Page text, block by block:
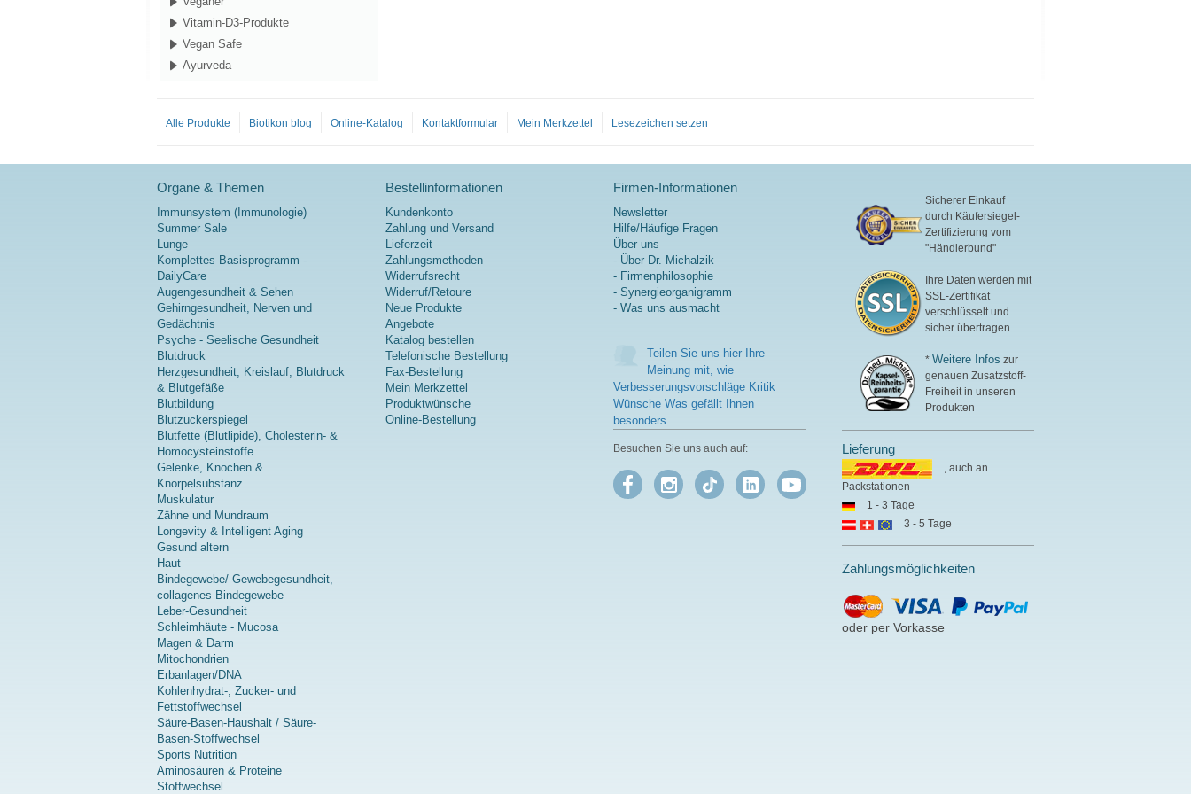
Vitamin-D3-Produkte
Vegan Safe
Ayurveda
Alle Produkte Biotikon blog Online-Katalog Kontaktformular Mein Merkzettel Lesezeichen setzen
Organe & Themen
Immunsystem (Immunologie)
Summer Sale
Lunge
Komplettes Basisprogramm -
DailyCare
Augengesundheit & Sehen
Gehirngesundheit, Nerven und
Gedächtnis
Psyche - Seelische Gesundheit
Blutdruck
Herzgesundheit, Kreislauf, Blutdruck
& Blutgefäße
Blutbildung
Blutzuckerspiegel
Blutfette (Blutlipide), Cholesterin- &
Homocysteinstoffe
Gelenke, Knochen &
Knorpelsubstanz
Muskulatur
Zähne und Mundraum
Longevity & Intelligent Aging
Gesund altern
Haut
Bindegewebe/ Gewebegesundheit,
collagenes Bindegewebe
Leber-Gesundheit
Schleimhäute - Mucosa
Magen & Darm
Mitochondrien
Erbanlagen/DNA
Kohlenhydrat-, Zucker- und
Fettstoffwechsel
Säure-Basen-Haushalt / Säure-
Basen-Stoffwechsel
Sports Nutrition
Aminosäuren & Proteine
Stoffwechsel
Bestellinformationen
Kundenkonto
Zahlung und Versand
Lieferzeit
Zahlungsmethoden
Widerrufsrecht
Widerruf/Retoure
Neue Produkte
Angebote
Katalog bestellen
Telefonische Bestellung
Fax-Bestellung
Mein Merkzettel
Produktwünsche
Online-Bestellung
Firmen-Informationen
Newsletter
Hilfe/Häufige Fragen
Über uns
- Über Dr. Michalzik
- Firmenphilosophie
- Synergieorganigramm
- Was uns ausmacht
Teilen Sie uns hier Ihre
Meinung mit, wie
Verbesserungsvorschläge Kritik
Wünsche Was gefällt Ihnen
besonders
Besuchen Sie uns auch auf:
Sicherer Einkauf
durch Käufersiegel-
Zertifizierung vom
"Händlerbund"
Ihre Daten werden mit
SSL-Zertifikat
verschlüsselt und
sicher übertragen.
*Weitere Infos zur
genauen Zusatzstoff-
Freiheit in unseren
Produkten
Lieferung
, auch an
Packstationen
1 - 3 Tage
3 - 5 Tage
Zahlungsmöglichkeiten
oder per Vorkasse